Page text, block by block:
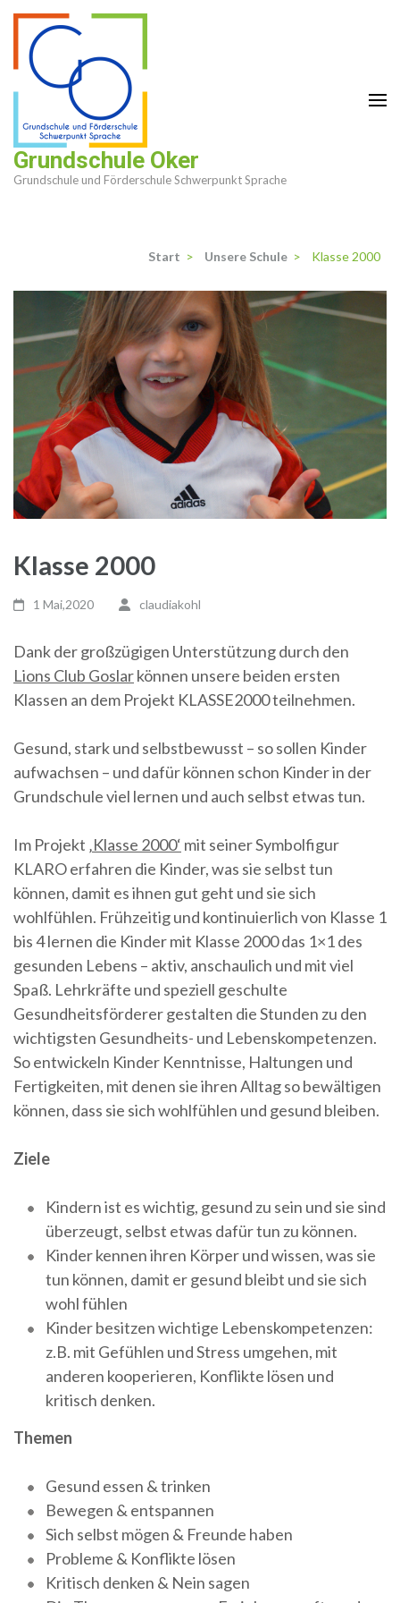
Zum
Inhalt
springen
(Enter
Grundschule Oker
Grundschule und Förderschule Schwerpunkt Sprache
Start > Unsere Schule > Klasse 2000
Klasse 2000
1 Mai,2020 claudiakohl
Dank der großzügigen Unterstützung durch den
Lions Club Goslarkönnen unsere beiden ersten
Klassen an dem Projekt KLASSE2000 teilnehmen.
Gesund, stark und selbstbewusst – so sollen Kinder
aufwachsen – und dafür können schon Kinder in der
Grundschule viel lernen und auch selbst etwas tun.
Im Projekt ‚Klasse 2000‘ mit seiner Symbolfigur
KLARO erfahren die Kinder, was sie selbst tun
können, damit es ihnen gut geht und sie sich
wohlfühlen. Frühzeitig und kontinuierlich von Klasse 1
bis 4 lernen die Kinder mit Klasse 2000 das 1×1 des
gesunden Lebens – aktiv, anschaulich und mit viel
Spaß. Lehrkräfte und speziell geschulte
Gesundheitsförderer gestalten die Stunden zu den
wichtigsten Gesundheits- und Lebenskompetenzen.
So entwickeln Kinder Kenntnisse, Haltungen und
Fertigkeiten, mit denen sie ihren Alltag so bewältigen
können, dass sie sich wohlfühlen und gesund bleiben.
Ziele
Kindern ist es wichtig, gesund zu sein und sie sind
überzeugt, selbst etwas dafür tun zu können.
Kinder kennen ihren Körper und wissen, was sie
tun können, damit er gesund bleibt und sie sich
wohl fühlen
Kinder besitzen wichtige Lebenskompetenzen:
z.B. mit Gefühlen und Stress umgehen, mit
anderen kooperieren, Konflikte lösen und
kritisch denken.
Themen
Gesund essen & trinken
Bewegen & entspannen
Sich selbst mögen & Freunde haben
Probleme & Konflikte lösen
Kritisch denken & Nein sagen